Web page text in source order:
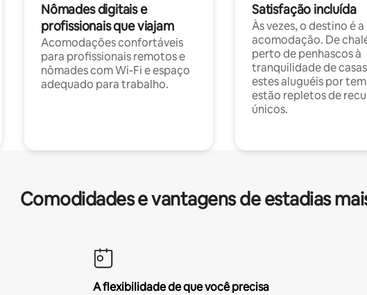
Nômades digitais e
profissionais que viajam
Acomodações confortáveis
para profissionais remotos e
nômades com Wi-Fi e espaço
adequado para trabalho.
Satisfação incluída
Às vezes, o destino é a
acomodação. De
perto de penhascos à
tranquilidade de
estes aluguéis por
estão repletos de
únicos.
Comodidades e vantagens de estadias
A flexibilidade de que você precisa